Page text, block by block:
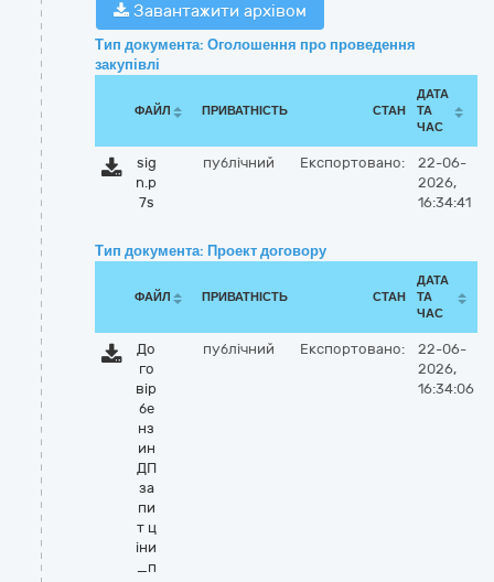
Завантажити архівом
Тип документа: Оголошення про проведення
закупівлі
ФАЙЛ ПРИВАТНІСТЬ СТАН
ДАТА
ТА
ЧАС
sig
n.p
7s
публічний Експортовано:
22-06-
2026,
16:34:41
Тип документа: Проект договору
ФАЙЛ ПРИВАТНІСТЬ СТАН
ДАТА
ТА
ЧАС
До
го
вір
бе
нз
ин
ДП
за
пи
т ц
іни
_п
публічний Експортовано:
22-06-
2026,
16:34:06